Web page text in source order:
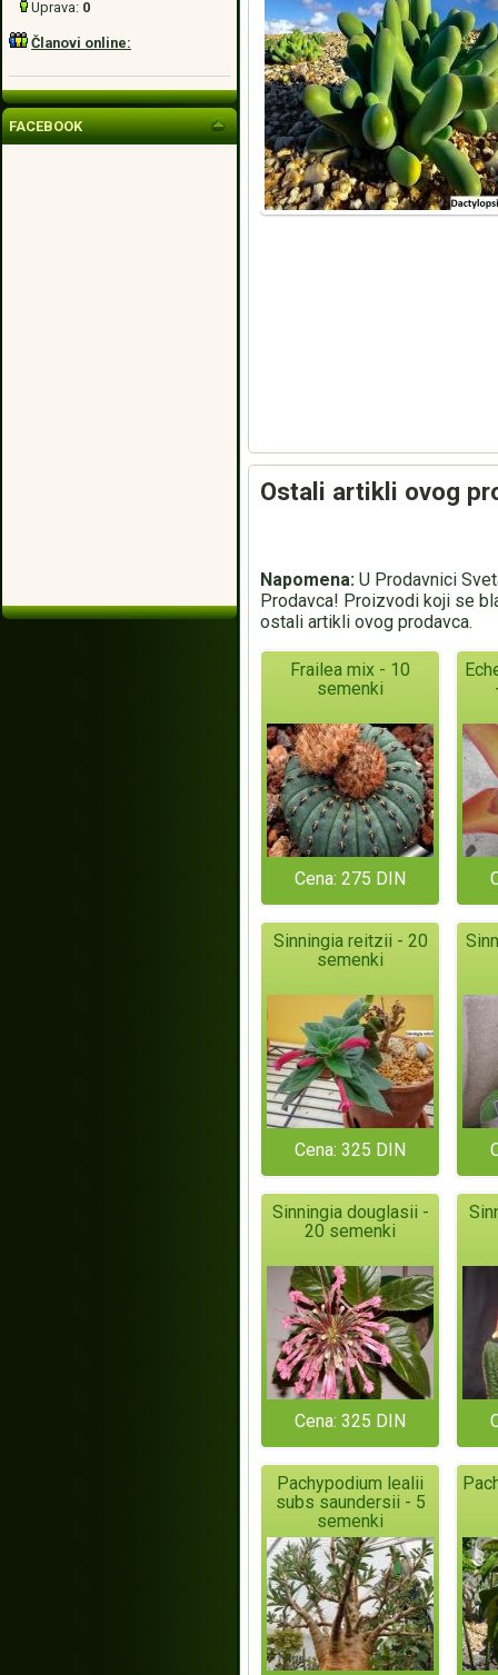
Uprava: 0
Članovi online:
FACEBOOK
Ostali artikli ovog
Napomena: U Prodavnici
Prodavca! Proizvodi koji se
ostali artikli ovog prodavca.
Frailea mix - 10
semenki
Cena: 275 DIN
Sinningia reitzii - 20
semenki
Cena: 325 DIN
Sinningia douglasii -
20 semenki
Cena: 325 DIN
Pachypodium lealii
subs saundersii - 5
semenki